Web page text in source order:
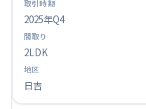
2025年Q4
2LDK
日吉